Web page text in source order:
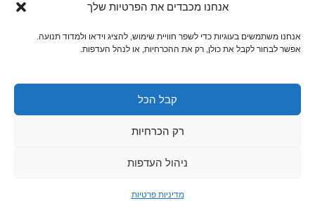
אנחנו מכבדים את הפרטיות שלך
אנחנו משתמשים בעוגיות כדי לשפר חוויית שימוש, להציג וידאו ולמדוד תנועה.
אפשר לבחור לקבל את כולן, רק את ההכרחיות, או לנהל העדפות.
קבל הכל
רק הכרחיות
ניהול העדפות
מדיניות פרטיות
050-9500525
© כל הזכויות שמורות ל"ר יובל קאופמן- כירורגיה
גניקולוגית מתקדמת | נבנה ע"י ADACTIVE